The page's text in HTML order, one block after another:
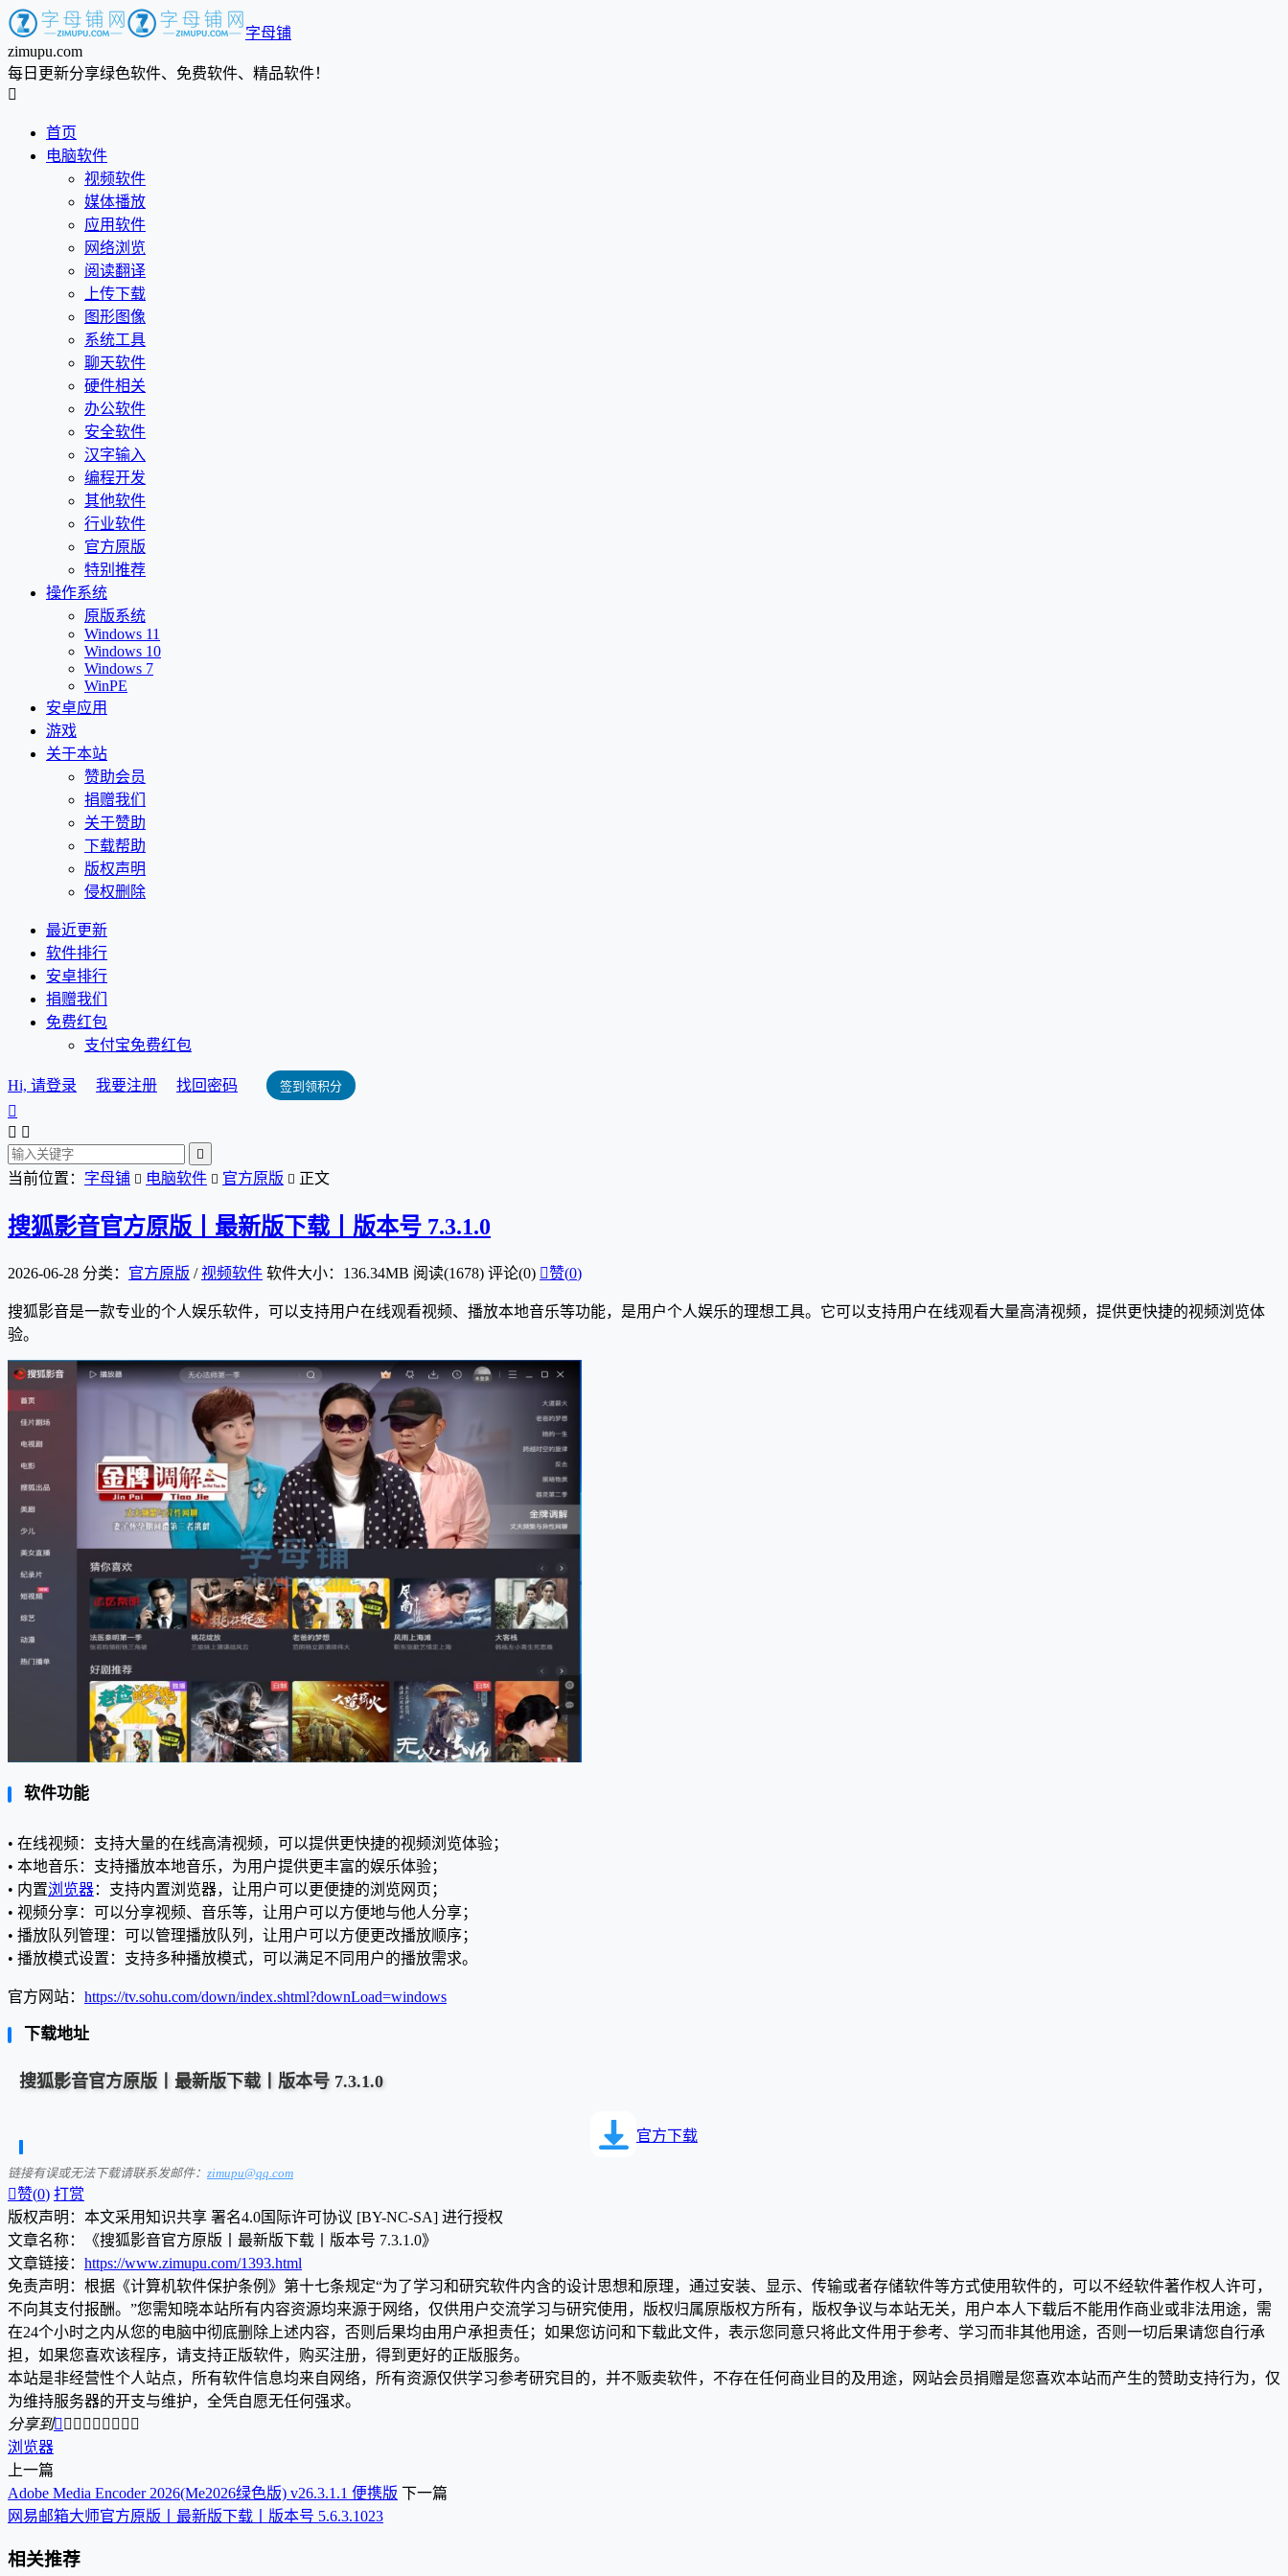
字母铺
zimupu.com
每日更新分享绿色软件、免费软件、精品软件！

首页
电脑软件
视频软件
媒体播放
应用软件
网络浏览
阅读翻译
上传下载
图形图像
系统工具
聊天软件
硬件相关
办公软件
安全软件
汉字输入
编程开发
其他软件
行业软件
官方原版
特别推荐
操作系统
原版系统
Windows 11
Windows 10
Windows 7
WinPE
安卓应用
游戏
关于本站
赞助会员
捐赠我们
关于赞助
下载帮助
版权声明
侵权删除
最近更新
软件排行
安卓排行
捐赠我们
免费红包
支付宝免费红包
Hi, 请登录 我要注册 找回密码 签到领积分

 

当前位置： 字母铺  电脑软件  官方原版  正文
搜狐影音官方原版丨最新版下载丨版本号 7.3.1.0
2026-06-28 分类： 官方原版 /视频软件 软件大小：136.34MB 阅读(1678) 评论(0) 赞(0)
搜狐影音是一款专业的个人娱乐软件，可以支持用户在线观看视频、播放本地音乐等功能，是用户个人娱乐的理想工具。它可以支持用户在线观看大量高清视频，提供更快捷的视频浏览体
验。
软件功能
• 在线视频：支持大量的在线高清视频，可以提供更快捷的视频浏览体验；
• 本地音乐：支持播放本地音乐，为用户提供更丰富的娱乐体验；
• 内置浏览器：支持内置浏览器，让用户可以更便捷的浏览网页；
• 视频分享：可以分享视频、音乐等，让用户可以方便地与他人分享；
• 播放队列管理：可以管理播放队列，让用户可以方便更改播放顺序；
• 播放模式设置：支持多种播放模式，可以满足不同用户的播放需求。
官方网站： https://tv.sohu.com/down/index.shtml?downLoad=windows
下载地址
搜狐影音官方原版丨最新版下载丨版本号 7.3.1.0
官方下载
链接有误或无法下载请联系发邮件： zimupu@qq.com
赞(0) 打赏
版权声明：本文采用知识共享 署名4.0国际许可协议 [BY-NC-SA] 进行授权
文章名称：《搜狐影音官方原版丨最新版下载丨版本号 7.3.1.0》
文章链接： https://www.zimupu.com/1393.html
免责声明：根据《计算机软件保护条例》第十七条规定“为了学习和研究软件内含的设计思想和原理，通过安装、显示、传输或者存储软件等方式使用软件的，可以不经软件著作权人许可，
不向其支付报酬。”您需知晓本站所有内容资源均来源于网络，仅供用户交流学习与研究使用，版权归属原版权方所有，版权争议与本站无关，用户本人下载后不能用作商业或非法用途，需
在24个小时之内从您的电脑中彻底删除上述内容，否则后果均由用户承担责任；如果您访问和下载此文件，表示您同意只将此文件用于参考、学习而非其他用途，否则一切后果请您自行承
担，如果您喜欢该程序，请支持正版软件，购买注册，得到更好的正版服务。
本站是非经营性个人站点，所有软件信息均来自网络，所有资源仅供学习参考研究目的，并不贩卖软件，不存在任何商业目的及用途，网站会员捐赠是您喜欢本站而产生的赞助支持行为，仅
为维持服务器的开支与维护，全凭自愿无任何强求。
分享到        
浏览器
上一篇
Adobe Media Encoder 2026(Me2026绿色版) v26.3.1.1 便携版 下一篇
网易邮箱大师官方原版丨最新版下载丨版本号 5.6.3.1023
相关推荐